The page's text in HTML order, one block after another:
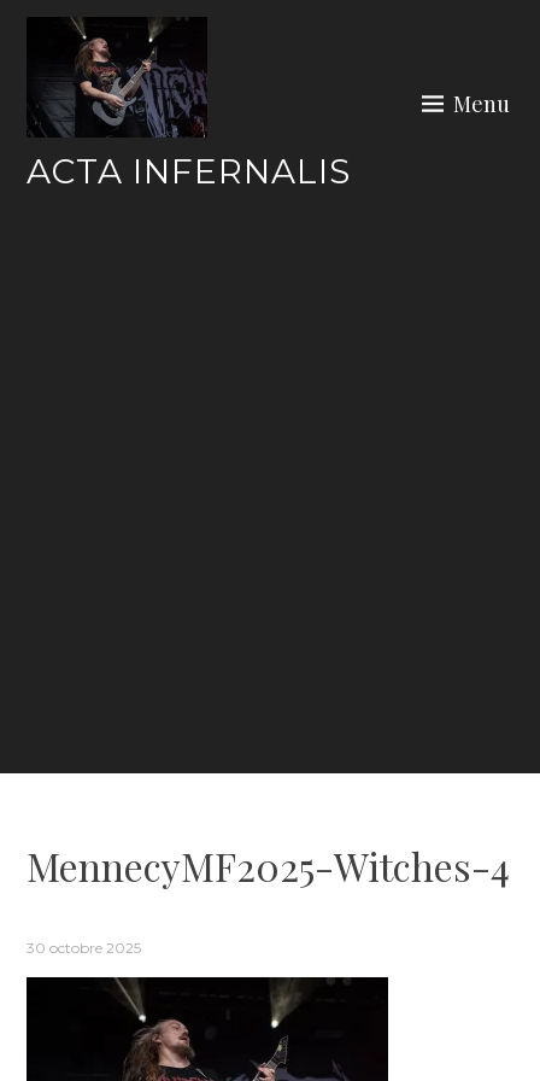
Skip
content
ACTA INFERNALIS
Menu
MennecyMF2025-Witches-4
30 octobre 2025